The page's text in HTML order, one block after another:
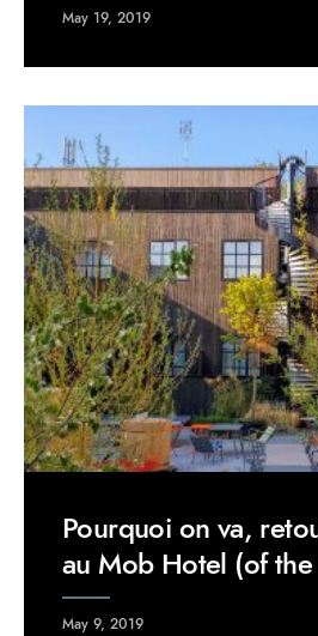
May 19, 2019
Pourquoi on va,
au Mob Hotel (of the
May 9, 2019